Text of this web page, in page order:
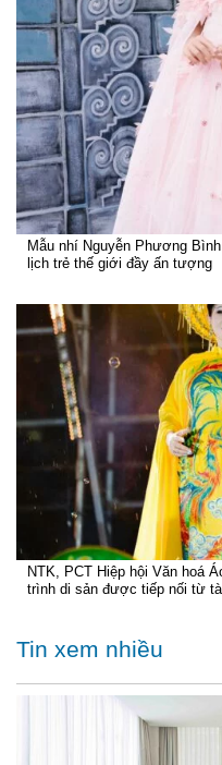
Mẫu nhí Nguyễn Phương
lịch trẻ thế giới đầy ấn tượng
NTK, PCT Hiệp hội Văn hoá
trình di sản được tiếp nối từ
Tin xem nhiều